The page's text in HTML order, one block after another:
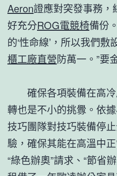
Aeron證應對突發事務，
好充分ROG電競椅備份
的‘性命線’，所以我們
櫃工廠直營防萬一。”要
確保各項裝備在高冷
轉也是不小的挑釁。依
技巧團隊對技巧裝備停
驗，確保其能在高溫中
“綠色辦奧”請求、“節省